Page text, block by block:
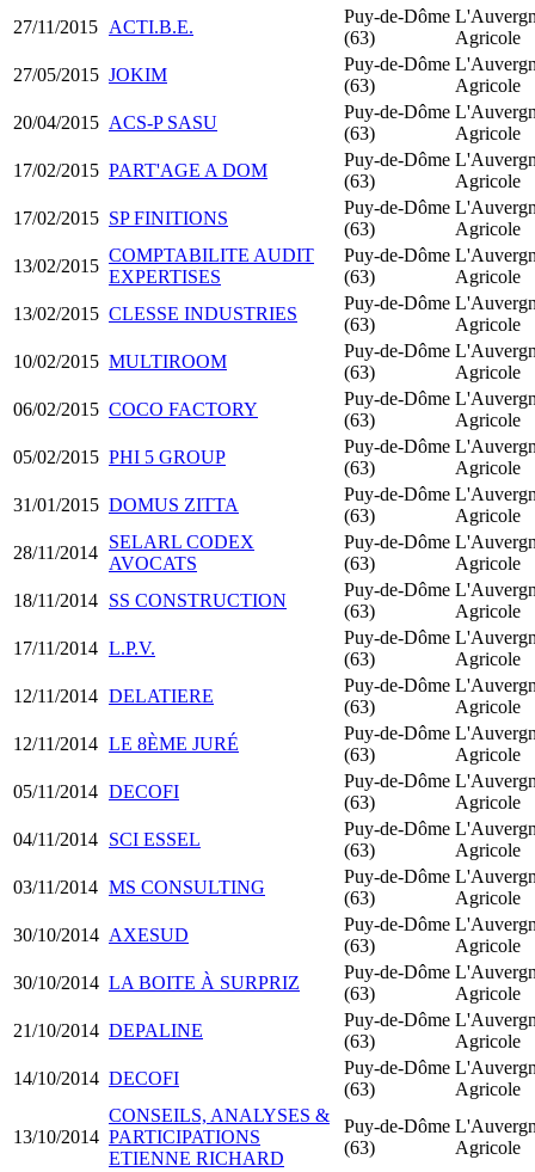
27/11/2015 ACTI.B.E.
Puy-de-Dôme
(63)
Agricole
27/05/2015 JOKIM
Puy-de-Dôme
(63)
Agricole
20/04/2015 ACS-P SASU
Puy-de-Dôme
(63)
Agricole
17/02/2015 PART'AGE A DOM
Puy-de-Dôme
(63)
Agricole
17/02/2015 SP FINITIONS
Puy-de-Dôme
(63)
Agricole
13/02/2015
COMPTABILITE AUDIT
EXPERTISES
Puy-de-Dôme
(63)
Agricole
13/02/2015 CLESSE INDUSTRIES
Puy-de-Dôme
(63)
Agricole
10/02/2015 MULTIROOM
Puy-de-Dôme
(63)
Agricole
06/02/2015 COCO FACTORY
Puy-de-Dôme
(63)
Agricole
05/02/2015 PHI 5 GROUP
Puy-de-Dôme
(63)
Agricole
31/01/2015 DOMUS ZITTA
Puy-de-Dôme
(63)
Agricole
28/11/2014
SELARL CODEX
AVOCATS
Puy-de-Dôme
(63)
Agricole
18/11/2014 SS CONSTRUCTION
Puy-de-Dôme
(63)
Agricole
17/11/2014 L.P.V.
Puy-de-Dôme
(63)
Agricole
12/11/2014 DELATIERE
Puy-de-Dôme
(63)
Agricole
12/11/2014 LE 8ÈME JURÉ
Puy-de-Dôme
(63)
Agricole
05/11/2014 DECOFI
Puy-de-Dôme
(63)
Agricole
04/11/2014 SCI ESSEL
Puy-de-Dôme
(63)
Agricole
03/11/2014 MS CONSULTING
Puy-de-Dôme
(63)
Agricole
30/10/2014 AXESUD
Puy-de-Dôme
(63)
Agricole
30/10/2014 LA BOITE À SURPRIZ
Puy-de-Dôme
(63)
Agricole
21/10/2014 DEPALINE
Puy-de-Dôme
(63)
Agricole
14/10/2014 DECOFI
Puy-de-Dôme
(63)
Agricole
13/10/2014
CONSEILS, ANALYSES &
PARTICIPATIONS
ETIENNE RICHARD
Puy-de-Dôme
(63)
Agricole